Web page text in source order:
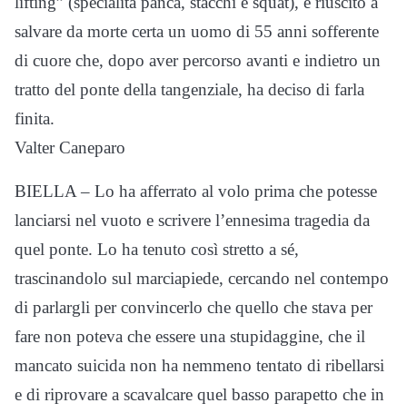
salvare da morte certa un uomo di 55 anni sofferente
di cuore che, dopo aver percorso avanti e indietro un
tratto del ponte della tangenziale, ha deciso di farla
finita.
Valter Caneparo
BIELLA – Lo ha afferrato al volo prima che potesse
lanciarsi nel vuoto e scrivere l’ennesima tragedia da
quel ponte. Lo ha tenuto così stretto a sé,
trascinandolo sul marciapiede, cercando nel contempo
di parlargli per convincerlo che quello che stava per
fare non poteva che essere una stupidaggine, che il
mancato suicida non ha nemmeno tentato di ribellarsi
e di riprovare a scavalcare quel basso parapetto che in